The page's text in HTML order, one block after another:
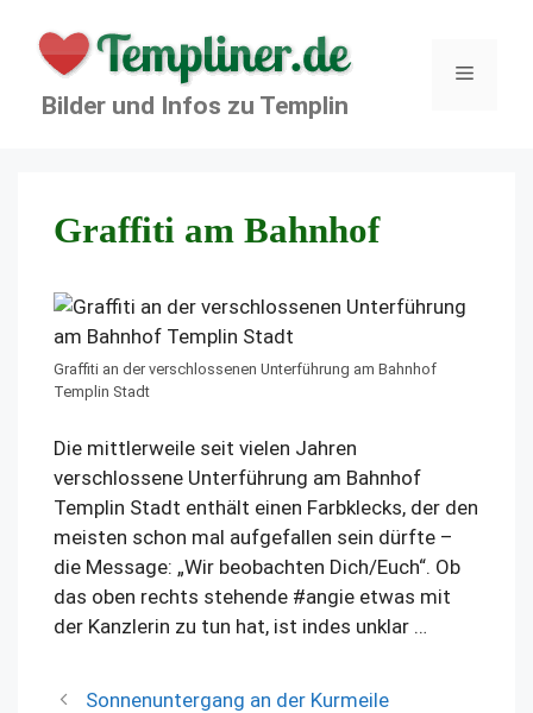
Inhalt
springen
Bilder und Infos zu Templin
Menü
Graffiti am Bahnhof
Graffiti an der verschlossenen Unterführung am Bahnhof
Templin Stadt
Die mittlerweile seit vielen Jahren
verschlossene Unterführung am Bahnhof
Templin Stadt enthält einen Farbklecks, der den
meisten schon mal aufgefallen sein dürfte –
die Message: „Wir beobachten Dich/Euch“. Ob
das oben rechts stehende #angie etwas mit
der Kanzlerin zu tun hat, ist indes unklar …
Sonnenuntergang an der Kurmeile